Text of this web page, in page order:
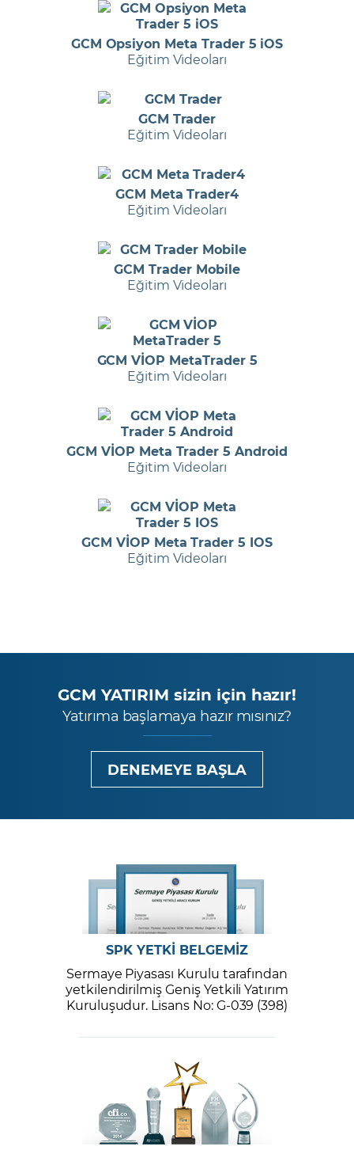
GCM Opsiyon Meta Trader 5 iOS
Eğitim Videoları
GCM Trader
Eğitim Videoları
GCM Meta Trader4
Eğitim Videoları
GCM Trader Mobile
Eğitim Videoları
GCM VİOP MetaTrader 5
Eğitim Videoları
GCM VİOP Meta Trader 5 Android
Eğitim Videoları
GCM VİOP Meta Trader 5 IOS
Eğitim Videoları
GCM YATIRIM sizin için hazır!
Yatırıma başlamaya hazır mısınız?
DENEMEYE BAŞLA
SPK YETKİ BELGEMİZ
Sermaye Piyasası Kurulu tarafından
yetkilendirilmiş Geniş Yetkili Yatırım
Kuruluşudur. Lisans No: G-039 (398)